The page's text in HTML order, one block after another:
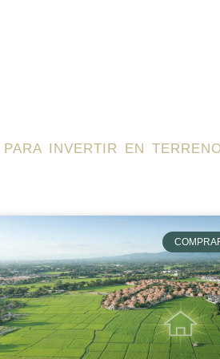
INVERTIR EN